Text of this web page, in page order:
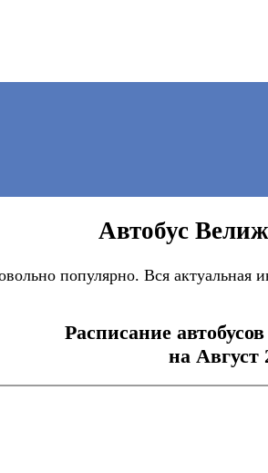
Автобус
популярно. Вся
Расписание
на Август